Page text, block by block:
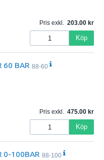
Pris exkl. 203.00
Köp
60 BAR 88-60
Pris exkl. 475.00
Köp
0-100BAR 88-100